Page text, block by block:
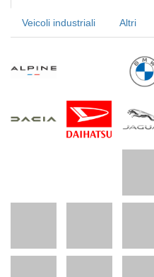
Veicoli industriali Altri